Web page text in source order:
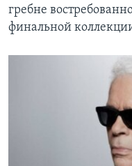
гребне
финальной